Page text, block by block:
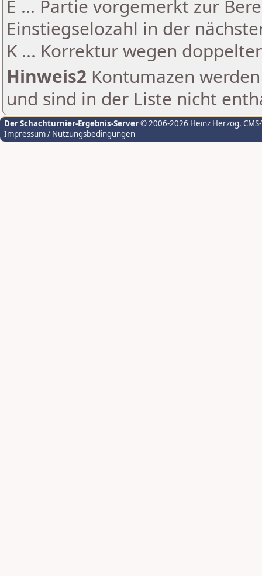
E ... Partie vorgemerkt zur
Einstiegselozahl in der
K ... Korrektur wegen
Hinweis2 Kontumazen
und sind in der Liste nicht
Der Schachturnier-Ergebnis-Server© 2006-2026 Heinz Herzog,
Impressum / Nutzungsbedingungen